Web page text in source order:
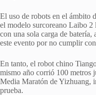
El uso de robots en el ámbito
el modelo surcoreano Laibo 2
con una sola carga de
este evento por no cumplir
En tanto, el robot chino
mismo año corrió 100 metros
Media Maratón de Yizhuang,
prueba.